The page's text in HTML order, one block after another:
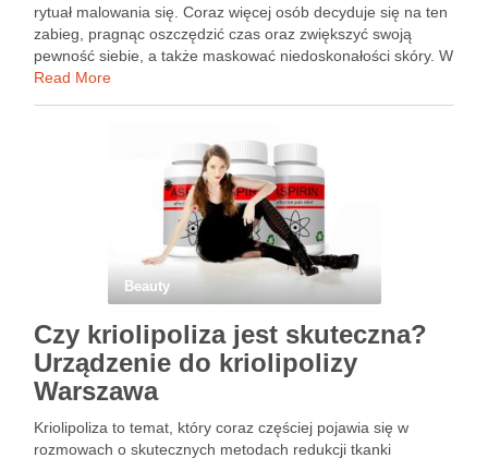
rytuał malowania się. Coraz więcej osób decyduje się na ten
zabieg, pragnąc oszczędzić czas oraz zwiększyć swoją
pewność siebie, a także maskować niedoskonałości skóry. W
artykule przyjrzymy się nie tylko zaletom makijażu
Read More
Beauty
Czy kriolipoliza jest skuteczna?
Urządzenie do kriolipolizy
Warszawa
Kriolipoliza to temat, który coraz częściej pojawia się w
rozmowach o skutecznych metodach redukcji tkanki